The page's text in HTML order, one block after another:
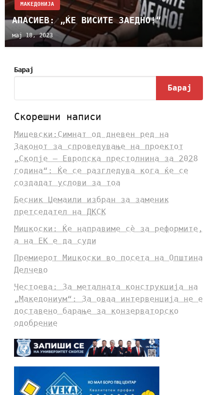
МАКЕДОНИЈА
АПАСИЕВ: „ЌЕ ВИСИТЕ ЗАЕДНО!“
мај 18, 2023
Барај
Барај
Скорешни написи
Мицевски:Симнат од дневен ред на
Законот за спроведување на проектот
„Скопје – Европска престолнина за 2028
година“: Ќе се разгледува кога ќе се
создадат услови за тоа
Бесник Џемаили избран за заменик
претседател на ДКСК
Мицкоски: Ќе направиме сè за реформите,
а на ЕК е да суди
Премиерот Мицкоски во посета на Општина
Делчево
Честоева: За металната конструкција на
„Македониум“: За оваа интервенција не е
доставено барање за конзерваторско
одобрение